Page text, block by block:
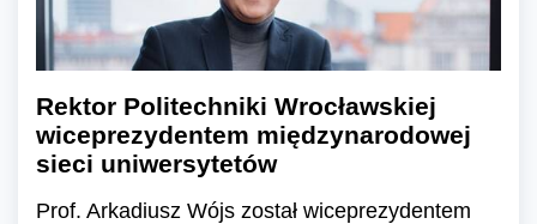
Rektor Politechniki Wrocławskiej
wiceprezydentem międzynarodowej
sieci uniwersytetów
Prof. Arkadiusz Wójs został wiceprezydentem